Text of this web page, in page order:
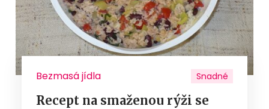
Bezmasá jídla Snadné
Recept na smaženou rýži se